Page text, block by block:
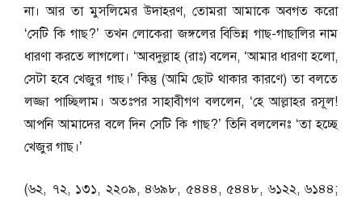
না। আর তা মুসলিমের উদাহরণ, তোমরা আমাকে অবগত করো
‘সেটি কি গাছ?’ তখন লোকেরা জঙ্গলের বিভিন্ন গাছ-গাছালির নাম
ধারণা করতে লাগলো। ‘আবদুল্লাহ (রাঃ) বলেন, ‘আমার ধারণা হলো,
সেটা হবে খেজুর গাছ।’ কিন্তু (আমি ছোট থাকার কারণে) তা বলতে
লজ্জা পাচ্ছিলাম। অতঃপর সাহাবীগণ বললেন, ‘হে আল্লাহর রসূল!
আপনি আমাদের বলে দিন সেটি কি গাছ?’ তিনি বললেনঃ ‘তা হচ্ছে
খেজুর গাছ।’
(৬২, ৭২, ১৩১, ২২০৯, ৪৬৯৮, ৫৪৪৪, ৫৪৪৮, ৬১২২, ৬১৪৪;